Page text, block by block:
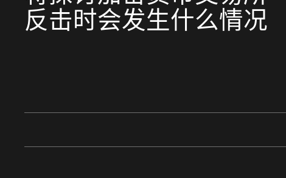
反击时会发生什么情况